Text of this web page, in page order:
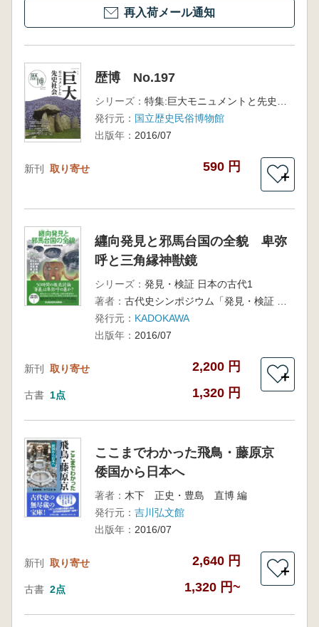
再入荷メール通知
歴博 No.197
シリーズ：
発行元： 国立歴史民俗博物館
出版年： 2016/07
新刊 取り寄せ 590 円
＋
纒向発見と邪馬台国の全貌 卑弥
呼と三角縁神獣鏡
シリーズ： 発見・検証 日本の古代1
著者：
発行元： KADOKAWA
出版年： 2016/07
新刊 取り寄せ 2,200 円
古書 1点 1,320 円
＋
ここまでわかった飛鳥・藤原京
倭国から日本へ
著者： 木下 正史・豊島 直博 編
発行元： 吉川弘文館
出版年： 2016/07
新刊 取り寄せ 2,640 円
古書 2点 1,320 円~
＋